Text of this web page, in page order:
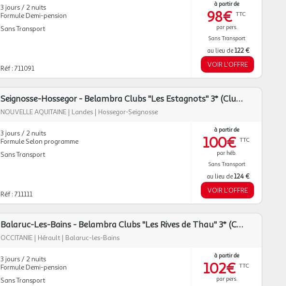
3 jours / 2 nuits
Formule Demi-pension
Sans Transport
Réf : 711091
à partir de
98€ TTC
par pers.
Sans Transport
au lieu de122 €
VOIR L'OFFRE
Seignosse-Hossegor - Belambra Clubs "Les Estagnots" 3* (Club en location)
NOUVELLE AQUITAINE | Landes | Hossegor-Seignosse
3 jours / 2 nuits
Formule Selon programme
Sans Transport
Réf : 711111
à partir de
100€ TTC
par héb.
Sans Transport
au lieu de124 €
VOIR L'OFFRE
Balaruc-Les-Bains - Belambra Clubs "Les Rives de Thau" 3* (Club en demi-pension ou pension complète)
OCCITANIE | Hérault | Balaruc-les-Bains
3 jours / 2 nuits
Formule Demi-pension
Sans Transport
à partir de
102€ TTC
par pers.